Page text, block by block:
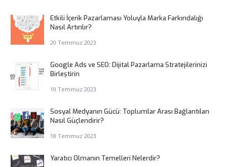
Etkili İçerik Pazarlaması Yoluyla Marka Farkındalığı
Nasıl Artırılır?
20 Temmuz 2023
Google Ads ve SEO: Dijital Pazarlama Stratejilerinizi
Birleştirin
19 Temmuz 2023
Sosyal Medyanın Gücü: Toplumlar Arası Bağlantıları
Nasıl Güçlendirir?
18 Temmuz 2023
Yaratıcı Olmanın Temelleri Nelerdir?